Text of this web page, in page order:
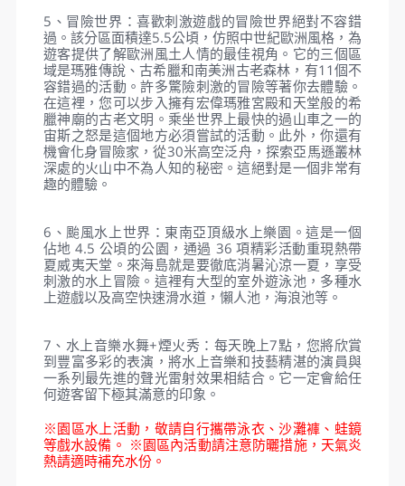
不同年齡段的人，是雷神試煉的特色。這就是你手巧
腳巧的力量所在。此外，在這裡體驗30多米長的吊橋
和近10米高的森林高空滑索也不容錯過。
3、海王宮巨龜水族館：來到世界 5 大水族館之一的
海王宮，您將對夢幻般的海洋風光感到滿意，並有機
會探索獨特的巨型海龜建築水族館，這被認為是
VinWonders Phu Quoc 的象徵。這座海洋生物館總
面積達15000平方米，共3層。海王宮分為5個不同的
區域，每個區域都有自己的設計，分別是神奇水母世
界、七彩魚世界、企鵝世界、兇鯊世界和巨魚世界。
和企鵝、海龜等，尤其是神奇水母世界，在水中會變
色發光的水母，定會讓您驚嘆不已。在這裡，伴隨著
輕快活潑的音樂，您彷彿步入了一個超現實的空間，
同時欣賞著1260只水母柔軟的身姿。這裡每天有兩場
美人魚秀 (上午11:00 & 下午14:00)、潛水餵食秀(下
午15:00)、鯊魚餵食等眾多精彩表演。
4、歐洲街頭：佔地 3.5 公頃，一進入歐洲街景就會
吸引您。在這裡，您將有機會在繁華的街道上回到中
世紀歐洲的鼎盛時期，那裡有許多具有歐洲特色的磚
瓦房。數十家商店和餐廳聚集在一個超級浪漫的歐洲
表演及樂園主題人物遊行與君同樂。